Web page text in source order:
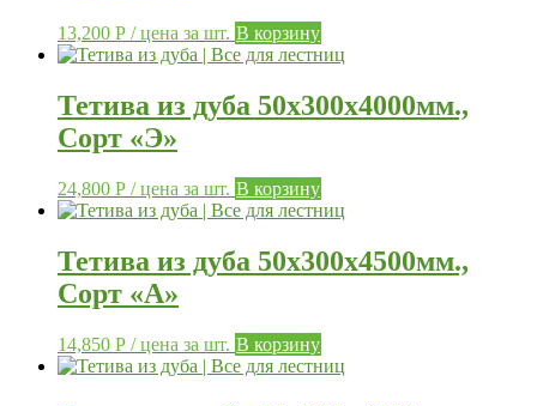
13,200 Р / цена за шт. В корзину
Тетива из дуба 50х300х4000мм.,
Сорт «Э»
24,800 Р / цена за шт. В корзину
Тетива из дуба 50х300х4500мм.,
Сорт «А»
14,850 Р / цена за шт. В корзину